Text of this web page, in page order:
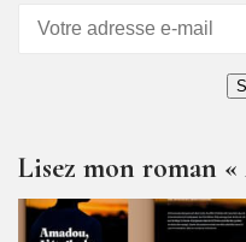
Lisez mon roman